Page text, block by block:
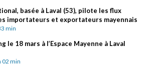
basée à Laval (53), pilote les flux
importateurs et exportateurs mayennais
min
le 18 mars à l’Espace Mayenne à Laval
02 min